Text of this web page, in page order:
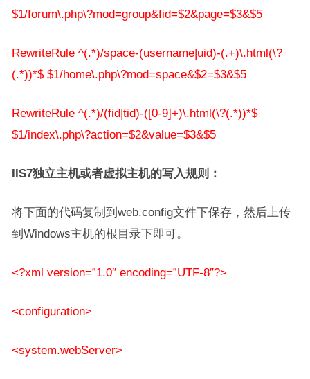
$1/forum\.php\?mod=group&fid=$2&page=$3&$5
RewriteRule ^(.*)/space-(username|uid)-(.+)\.html(\?
(.*))*$ $1/home\.php\?mod=space&$2=$3&$5
RewriteRule ^(.*)/(fid|tid)-([0-9]+)\.html(\?(.*))*$
$1/index\.php\?action=$2&value=$3&$5
IIS7独立主机或者虚拟主机的写入规则：
将下面的代码复制到web.config文件下保存，然后上传
到Windows主机的根目录下即可。
<?xml version=”1.0″ encoding=”UTF-8″?>
<configuration>
<system.webServer>